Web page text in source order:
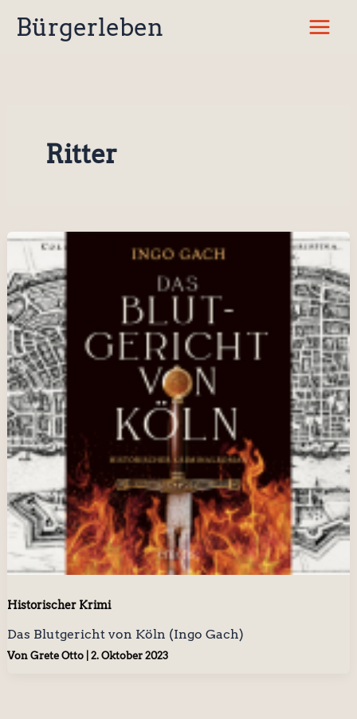
InhaltBürgerleben
Ritter
Historischer Krimi
Das Blutgericht von Köln (Ingo Gach)
Von Grete Otto 2. Oktober 2023